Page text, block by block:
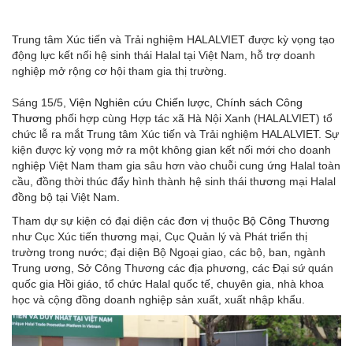
Trung tâm Xúc tiến và Trải nghiệm HALALVIET được kỳ vọng tạo
động lực kết nối hệ sinh thái Halal tại Việt Nam, hỗ trợ doanh
nghiệp mở rộng cơ hội tham gia thị trường.
Sáng 15/5, Viện Nghiên cứu Chiến lược, Chính sách Công
Thương phối hợp cùng Hợp tác xã Hà Nội Xanh (HALALVIET) tổ
chức lễ ra mắt Trung tâm Xúc tiến và Trải nghiệm HALALVIET. Sự
kiện được kỳ vọng mở ra một không gian kết nối mới cho doanh
nghiệp Việt Nam tham gia sâu hơn vào chuỗi cung ứng Halal toàn
cầu, đồng thời thúc đẩy hình thành hệ sinh thái thương mại Halal
đồng bộ tại Việt Nam.
Tham dự sự kiện có đại diện các đơn vị thuộc Bộ Công Thương
như Cục Xúc tiến thương mại, Cục Quản lý và Phát triển thị
trường trong nước; đại diện Bộ Ngoại giao, các bộ, ban, ngành
Trung ương, Sở Công Thương các địa phương, các Đại sứ quán
quốc gia Hồi giáo, tổ chức Halal quốc tế, chuyên gia, nhà khoa
học và cộng đồng doanh nghiệp sản xuất, xuất nhập khẩu.